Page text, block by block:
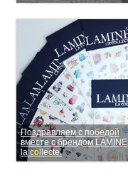
Поздравляем с победой
вместе с брендом LAMINE
la collecte.